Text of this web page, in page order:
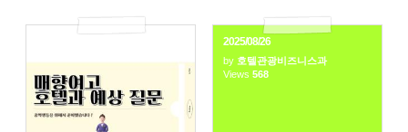
609
2025/08/26
by호텔관광비즈니스과
Views568